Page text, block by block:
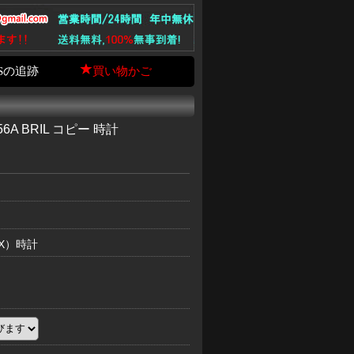
の追跡 買い物かご
BRIL コピー 時計
）時計